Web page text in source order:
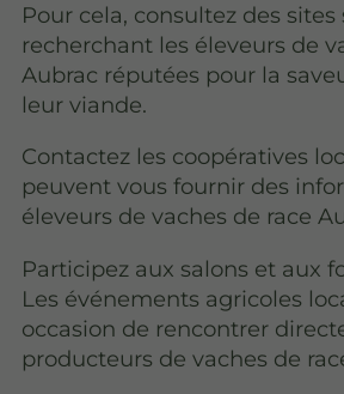
Pour cela, consultez des sites
recherchant les éleveurs de
Aubrac réputées pour la
leur viande.
Contactez les coopératives
peuvent vous fournir des
éleveurs de vaches de race
Participez aux salons et aux
Les événements agricoles
occasion de rencontrer
producteurs de vaches de